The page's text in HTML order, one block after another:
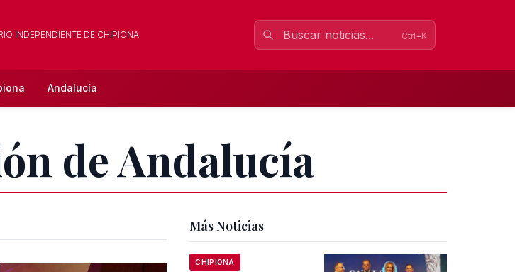
INDEPENDIENTE DE CHIPIONA Ctrl+K
Andalucía
de Andalucía
Más Noticias
CHIPIONA